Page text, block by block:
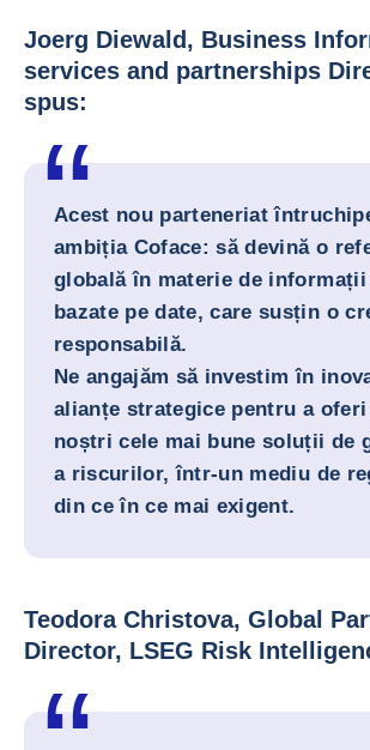
Joerg Diewald, Business
services and partnerships
spus:
Acest nou parteneriat
ambiția Coface: să devină o
globală în materie de
bazate pe date, care susțin o
responsabilă.
Ne angajăm să investim în
alianțe strategice pentru a
noștri cele mai bune soluții de
a riscurilor, într-un mediu de
din ce în ce mai exigent.
Teodora Christova, Global
Director, LSEG Risk